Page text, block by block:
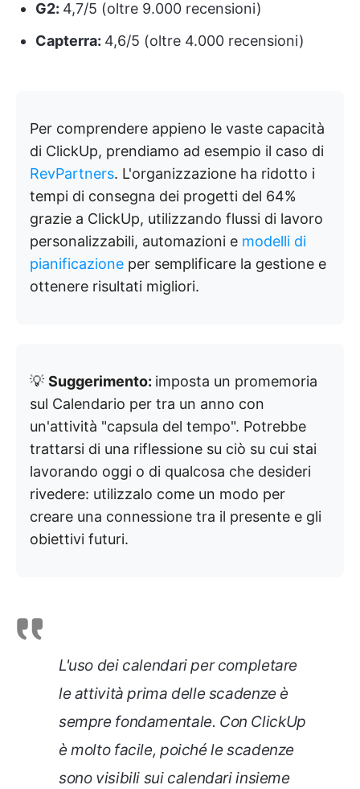
G2: 4,7/5 (oltre 9.000 recensioni)
Capterra: 4,6/5 (oltre 4.000 recensioni)
Per comprendere appieno le vaste capacità
di ClickUp, prendiamo ad esempio il caso di
RevPartners. L'organizzazione ha ridotto i
tempi di consegna dei progetti del 64%
grazie a ClickUp, utilizzando flussi di lavoro
personalizzabili, automazioni e modelli di
pianificazione per semplificare la gestione e
ottenere risultati migliori.
💡 Suggerimento: imposta un promemoria
sul Calendario per tra un anno con
un'attività "capsula del tempo". Potrebbe
trattarsi di una riflessione su ciò su cui stai
lavorando oggi o di qualcosa che desideri
rivedere: utilizzalo come un modo per
creare una connessione tra il presente e gli
obiettivi futuri.
L'uso dei calendari per completare
le attività prima delle scadenze è
sempre fondamentale. Con ClickUp
è molto facile, poiché le scadenze
sono visibili sui calendari insieme